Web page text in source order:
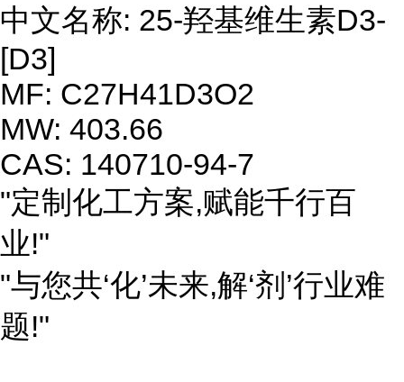
中文名称: 25-羟基维生素D3-
[D3]
MF: C27H41D3O2
MW: 403.66
CAS: 140710-94-7
"定制化工方案,赋能千行百
业!"
"与您共‘化’未来,解‘剂’行业难
题!"